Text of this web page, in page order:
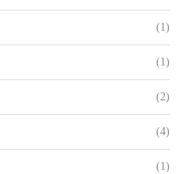
(1)
(1)
(2)
(4)
(1)